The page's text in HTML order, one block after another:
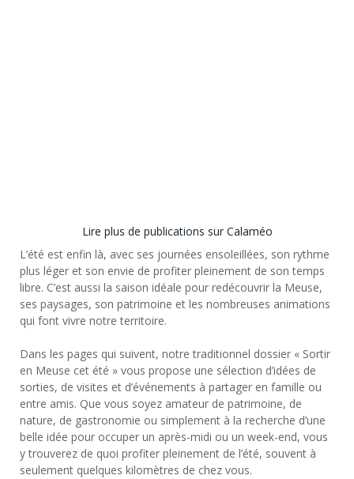
Lire plus de publications sur Calaméo
L’été est enfin là, avec ses journées ensoleillées, son rythme
plus léger et son envie de profiter pleinement de son temps
libre. C’est aussi la saison idéale pour redécouvrir la Meuse,
ses paysages, son patrimoine et les nombreuses animations
qui font vivre notre territoire.
Dans les pages qui suivent, notre traditionnel dossier « Sortir
en Meuse cet été » vous propose une sélection d’idées de
sorties, de visites et d’événements à partager en famille ou
entre amis. Que vous soyez amateur de patrimoine, de
nature, de gastronomie ou simplement à la recherche d’une
belle idée pour occuper un après-midi ou un week-end, vous
y trouverez de quoi profiter pleinement de l’été, souvent à
seulement quelques kilomètres de chez vous.